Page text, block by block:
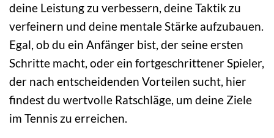
deine Leistung zu verbessern, deine Taktik zu
verfeinern und deine mentale Stärke aufzubauen.
Egal, ob du ein Anfänger bist, der seine ersten
Schritte macht, oder ein fortgeschrittener Spieler,
der nach entscheidenden Vorteilen sucht, hier
findest du wertvolle Ratschläge, um deine Ziele
im Tennis zu erreichen.